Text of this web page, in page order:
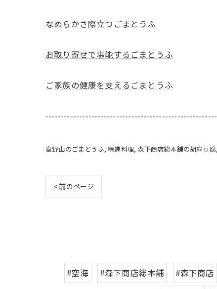
なめらかさ際立つごまとうふ
お取り寄せで堪能するごまとうふ
ご家族の健康を支えるごまとうふ
高野山のごまとうふ 精進料理 森下商店総本舗の胡麻豆腐
< 前のページ
#空海 #森下商店総本舗 #森下商店